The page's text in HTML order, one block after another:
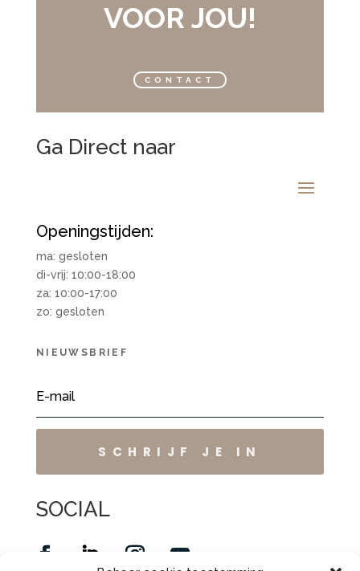
VOOR JOU!
CONTACT
Ga Direct naar
Openingstijden:
ma: gesloten
di-vrij: 10:00-18:00
za: 10:00-17:00
zo: gesloten
NIEUWSBRIEF
SCHRIJF JE IN
SOCIAL